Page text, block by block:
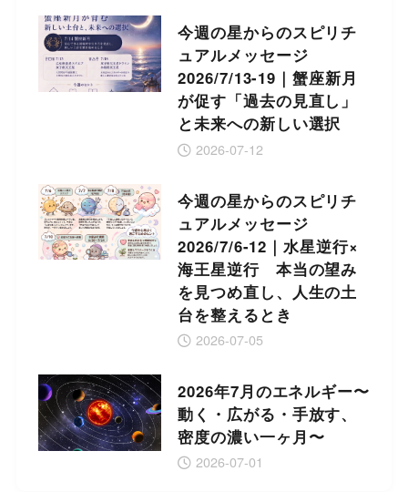
今週の星からのスピリチ
ュアルメッセージ
2026/7/13-19｜蟹座新月
が促す「過去の見直し」
と未来への新しい選択
2026-07-12
今週の星からのスピリチ
ュアルメッセージ
2026/7/6-12｜水星逆行×
海王星逆行 本当の望み
を見つめ直し、人生の土
台を整えるとき
2026-07-05
2026年7月のエネルギー〜
動く・広がる・手放す、
密度の濃い一ヶ月〜
2026-07-01